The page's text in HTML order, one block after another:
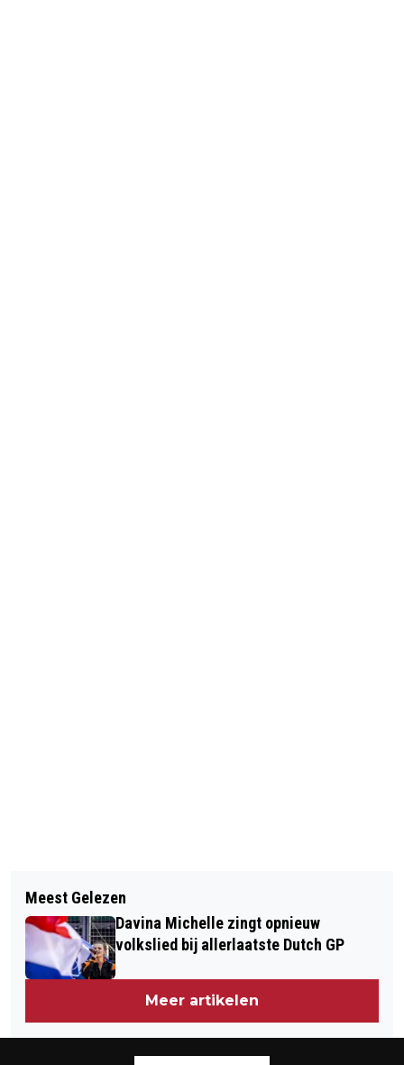
ROCKENDE OVERGROOTVADER MICK
JAGGER BLAAST 80 KAARSJES UIT
BOSW8ER UIT DE KLAS (#4): WILDE
BLOEMEN: DE SUPERMARKT VOOR
INSECTEN
Meest Gelezen
Davina Michelle zingt opnieuw
volkslied bij allerlaatste Dutch GP
Meer artikelen